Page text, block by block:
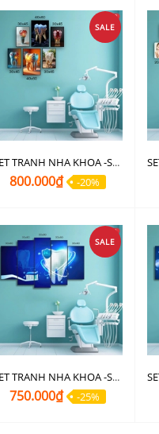
SALE
SET TRANH NHA KHOA -SET 58
800.000₫ -20%
SALE
SET TRANH NHA KHOA -SET 47A
750.000₫ -25%